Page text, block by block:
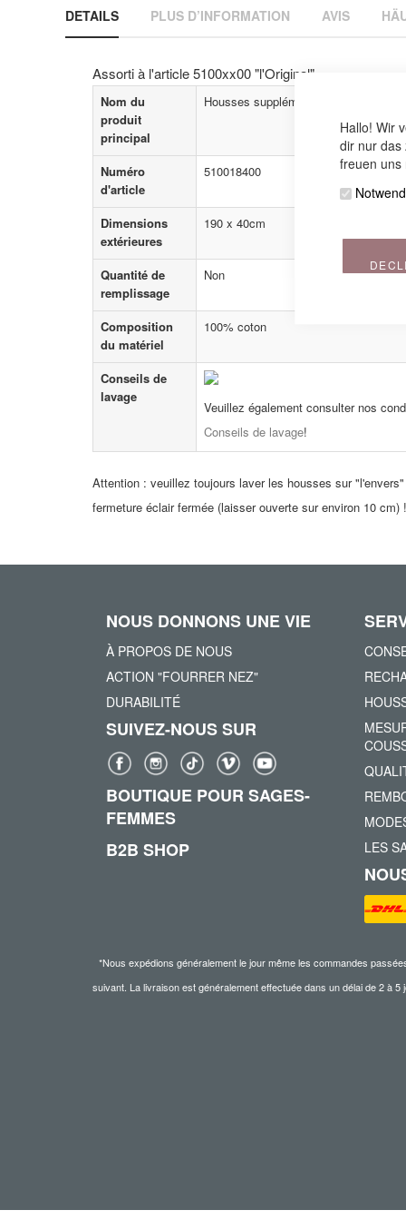
Hallo! Wir
dir nur
freuen uns
beginning
of
images
gallery
DETAILS
Assorti à l'article 5100xx00 "l'Original"
Nom du
produit
principal
Housses supplémentaires
Numéro
d'article
510018400
Dimensions
extérieures
190 x 40cm
Quantité de
remplissage
Non
Composition
du matériel
100% coton
Conseils de
lavage
Veuillez également consulter nos
Conseils de lavage!
Attention : veuillez toujours laver les housses sur
fermeture éclair fermée (laisser ouverte sur environ 10 cm) !
PLUS D’INFORMATION AVIS
NOUS DONNONS UNE VIE
À PROPOS DE NOUS
ACTION "FOURRER NEZ"
DURABILITÉ
SUIVEZ-NOUS SUR
BOUTIQUE POUR SAGES-
FEMMES
B2B SHOP
LES
*Nous expédions généralement le jour même les commandes
suivant. La livraison est généralement effectuée dans un délai de 2 à 5